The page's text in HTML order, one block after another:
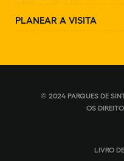
PLANEAR A VISITA
© 2024 PARQUES DE
OS
LIVRO